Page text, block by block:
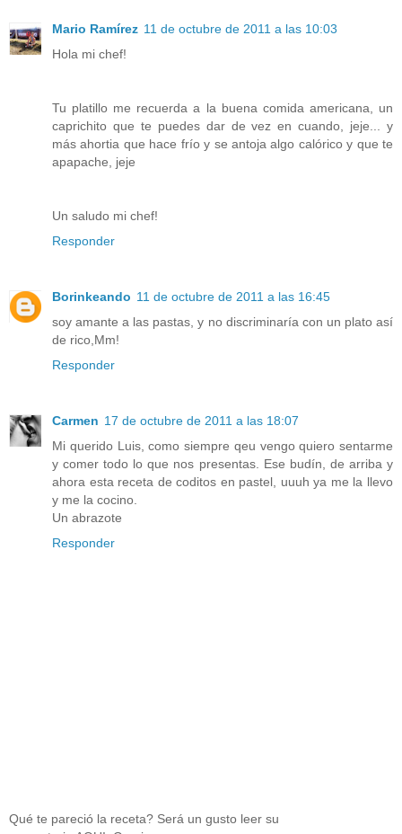
Mario Ramírez 11 de octubre de 2011 a las 10:03
Hola mi chef!
Tu platillo me recuerda a la buena comida americana, un
caprichito que te puedes dar de vez en cuando, jeje... y
más ahortia que hace frío y se antoja algo calórico y que te
apapache, jeje
Un saludo mi chef!
Responder
Borinkeando 11 de octubre de 2011 a las 16:45
soy amante a las pastas, y no discriminaría con un plato así
de rico,Mm!
Responder
Carmen 17 de octubre de 2011 a las 18:07
Mi querido Luis, como siempre qeu vengo quiero sentarme
y comer todo lo que nos presentas. Ese budín, de arriba y
ahora esta receta de coditos en pastel, uuuh ya me la llevo
y me la cocino.
Un abrazote
Responder
Qué te pareció la receta? Será un gusto leer su